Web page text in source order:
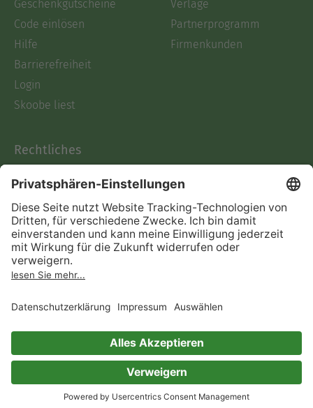
Geschenkgutscheine
Code einlösen
Hilfe
Barrierefreiheit
Login
Skoobe liest
Verlage
Partnerprogramm
Firmenkunden
Rechtliches
AGB
Informationen nach Data
Act
Verträge hier kündigen
Impressum
Immer ein gutes Buch